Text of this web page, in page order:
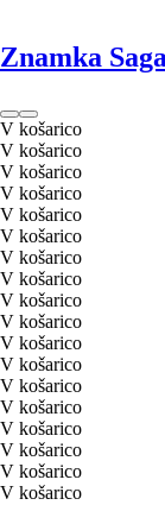
Znamka
V košarico
V košarico
V košarico
V košarico
V košarico
V košarico
V košarico
V košarico
V košarico
V košarico
V košarico
V košarico
V košarico
V košarico
V košarico
V košarico
V košarico
V košarico